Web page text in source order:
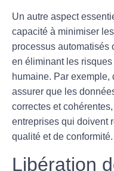
Un autre aspect
capacité à minimiser
processus automatisés
en éliminant les risques
humaine. Par
assurer que les
correctes et
entreprises qui doivent
qualité et de conformité.
Libération